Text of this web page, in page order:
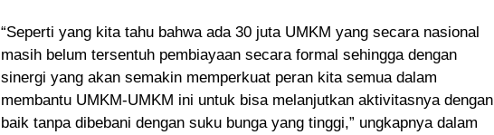
“Seperti yang kita tahu bahwa ada 30 juta UMKM yang secara nasional
masih belum tersentuh pembiayaan secara formal sehingga dengan
sinergi yang akan semakin memperkuat peran kita semua dalam
membantu UMKM-UMKM ini untuk bisa melanjutkan aktivitasnya dengan
baik tanpa dibebani dengan suku bunga yang tinggi,” ungkapnya dalam